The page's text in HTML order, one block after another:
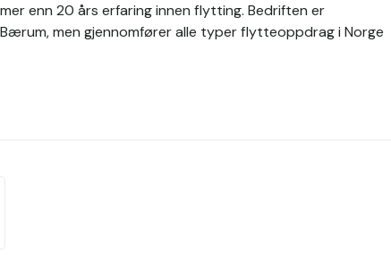
enn 20 års erfaring innen flytting. Bedriften er
men gjennomfører alle typer flytteoppdrag i Norge